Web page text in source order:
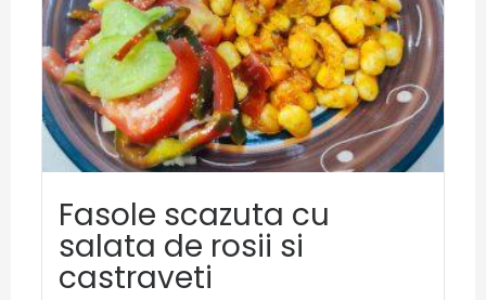
Fasole scazuta cu
salata de rosii si
castraveti